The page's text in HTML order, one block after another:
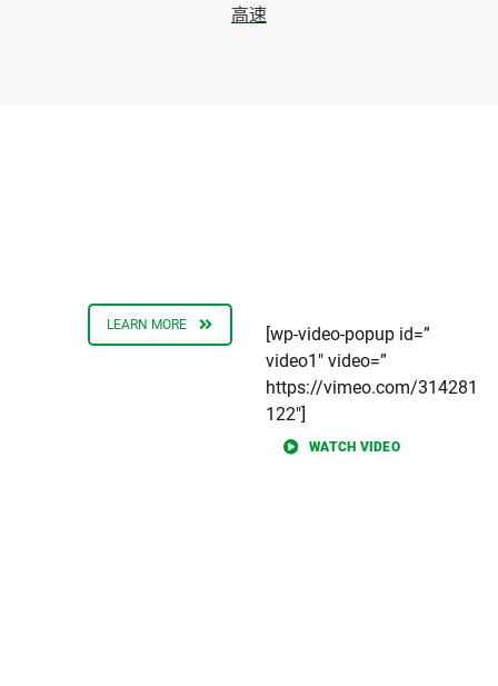
高速
LEARN MORE
[wp-video-popup id=”
video1″ video=”
https://vimeo.com/314281
122″]
WATCH VIDEO